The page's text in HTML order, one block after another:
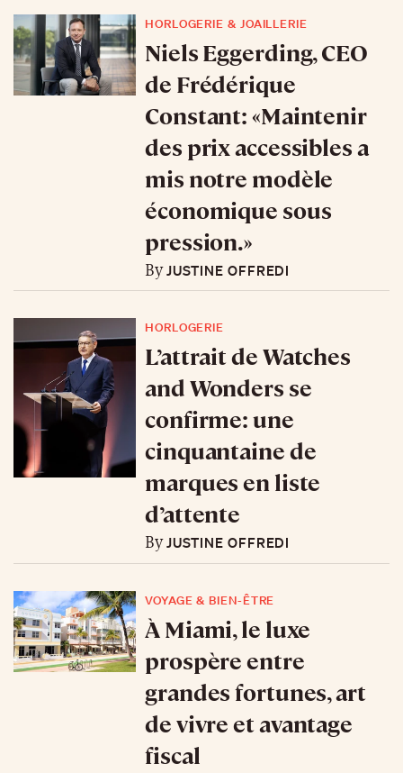
HORLOGERIE & JOAILLERIE
Niels Eggerding, CEO
de Frédérique
Constant: «Maintenir
des prix accessibles a
mis notre modèle
économique sous
pression.»
ByJUSTINE OFFREDI
HORLOGERIE
L’attrait de Watches
and Wonders se
confirme: une
cinquantaine de
marques en liste
d’attente
ByJUSTINE OFFREDI
VOYAGE & BIEN-ÊTRE
À Miami, le luxe
prospère entre
grandes fortunes, art
de vivre et avantage
fiscal